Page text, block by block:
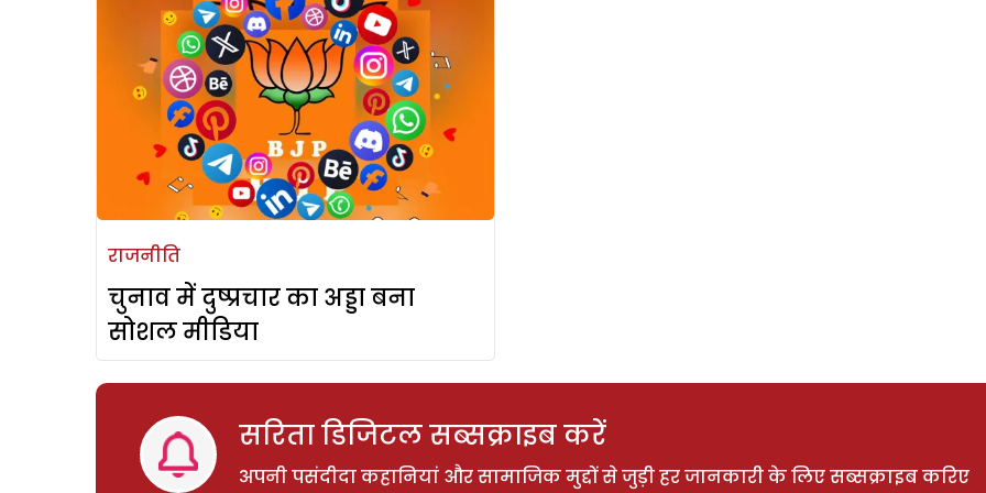
राजनीति
चुनाव में दुष्प्रचार का अड्डा बना
सोशल मीडिया
सरिता डिजिटल सब्सक्राइब करें
अपनी पसंदीदा कहानियां और सामाजिक मुद्दों से जुड़ी हर जानकारी के लिए सब्सक्राइब करिए